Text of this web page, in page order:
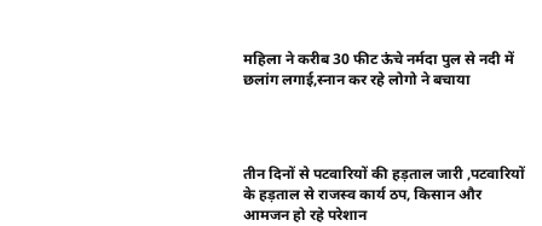
महिला ने करीब 30 फीट ऊंचे नर्मदा पुल से नदी में
छलांग लगाई,स्नान कर रहे लोगो ने बचाया
तीन दिनों से पटवारियों की हड़ताल जारी ,पटवारियों
के हड़ताल से राजस्व कार्य ठप, किसान और
आमजन हो रहे परेशान